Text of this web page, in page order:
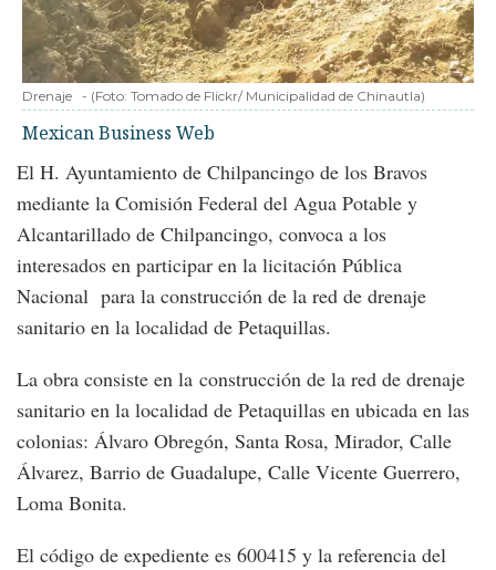
Drenaje - (Foto: Tomado de Flickr/ Municipalidad de Chinautla)
Mexican Business Web
El H. Ayuntamiento de Chilpancingo de los Bravos
mediante la Comisión Federal del Agua Potable y
Alcantarillado de Chilpancingo, convoca a los
interesados en participar en la licitación Pública
Nacional para la construcción de la red de drenaje
sanitario en la localidad de Petaquillas.
La obra consiste en la construcción de la red de drenaje
sanitario en la localidad de Petaquillas en ubicada en las
colonias: Álvaro Obregón, Santa Rosa, Mirador, Calle
Álvarez, Barrio de Guadalupe, Calle Vicente Guerrero,
Loma Bonita.
El código de expediente es 600415 y la referencia del